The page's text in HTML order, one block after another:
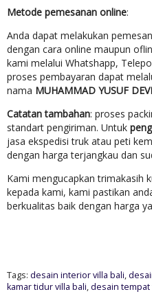
Metode pemesanan online:
Anda dapat melakukan
dengan cara online maupun
kami melalui Whatshapp,
proses pembayaran dapat
nama MUHAMMAD YUSUF
Catatan tambahan: proses
standart pengiriman. Untuk
jasa ekspedisi truk atau peti
dengan harga terjangkau dan
Kami mengucapkan trimakasih
kepada kami, kami pastikan
berkualitas baik dengan harga
Tags: desain interior villa bali,
kamar tidur villa bali,desain tempat